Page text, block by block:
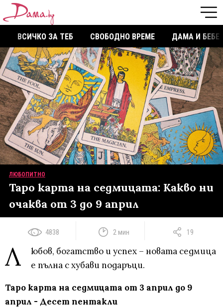
ВСИЧКО ЗА ТЕБ СВОБОДНО ВРЕМЕ ДАМА И БЕБЕ
ЛЮБОПИТНО
Таро карта на седмицата: Какво ни
очаква от 3 до 9 април
4838 2 мин 19
Л
юбов, богатство и успех – новата седмица
е пълна с хубави подаръци.
Таро карта на седмицата от 3 април до 9
април - Десет пентакли